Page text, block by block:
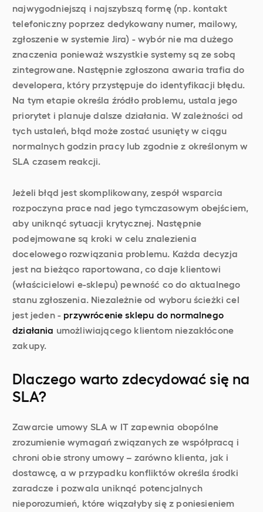
najwygodniejszą i najszybszą formę (np. kontakt
telefoniczny poprzez dedykowany numer, mailowy,
zgłoszenie w systemie Jira) - wybór nie ma dużego
znaczenia ponieważ wszystkie systemy są ze sobą
zintegrowane. Następnie zgłoszona awaria trafia do
developera, który przystępuje do identyfikacji błędu.
Na tym etapie określa źródło problemu, ustala jego
priorytet i planuje dalsze działania. W zależności od
tych ustaleń, błąd może zostać usunięty w ciągu
normalnych godzin pracy lub zgodnie z określonym w
SLA czasem reakcji.
Jeżeli błąd jest skomplikowany, zespół wsparcia
rozpoczyna prace nad jego tymczasowym obejściem,
aby uniknąć sytuacji krytycznej. Następnie
podejmowane są kroki w celu znalezienia
docelowego rozwiązania problemu. Każda decyzja
jest na bieżąco raportowana, co daje klientowi
(właścicielowi e-sklepu) pewność co do aktualnego
stanu zgłoszenia. Niezależnie od wyboru ścieżki cel
jest jeden - przywrócenie sklepu do normalnego
działania umożliwiającego klientom niezakłócone
zakupy.
Dlaczego warto zdecydować się na
SLA?
Zawarcie umowy SLA w IT zapewnia obopólne
zrozumienie wymagań związanych ze współpracą i
chroni obie strony umowy – zarówno klienta, jak i
dostawcę, a w przypadku konfliktów określa środki
zaradcze i pozwala uniknąć potencjalnych
nieporozumień, które wiązałyby się z poniesieniem